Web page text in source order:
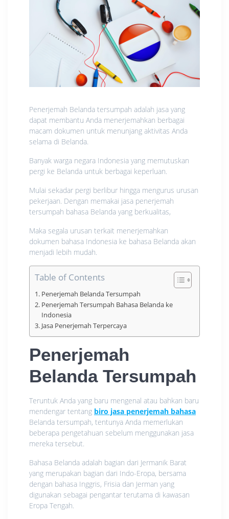
Penerjemah Belanda tersumpah adalah jasa yang
dapat membantu Anda menerjemahkan berbagai
macam dokumen untuk menunjang aktivitas Anda
selama di Belanda.
Banyak warga negara Indonesia yang memutuskan
pergi ke Belanda untuk berbagai keperluan.
Mulai sekadar pergi berlibur hingga mengurus urusan
pekerjaan. Dengan memakai jasa penerjemah
tersumpah bahasa Belanda yang berkualitas,
Maka segala urusan terkait menerjemahkan
dokumen bahasa Indonesia ke bahasa Belanda akan
menjadi lebih mudah.
Table of Contents
Penerjemah Belanda Tersumpah
Penerjemah Tersumpah Bahasa Belanda ke
Indonesia
Jasa Penerjemah Terpercaya
Penerjemah
Belanda Tersumpah
Teruntuk Anda yang baru mengenal atau bahkan baru
mendengar tentang biro jasa penerjemah bahasa
Belanda tersumpah, tentunya Anda memerlukan
beberapa pengetahuan sebelum menggunakan jasa
mereka tersebut.
Bahasa Belanda adalah bagian dari Jermanik Barat
yang merupakan bagian dari Indo-Eropa, bersama
dengan bahasa Inggris, Frisia dan Jerman yang
digunakan sebagai pengantar terutama di kawasan
Eropa Tengah.